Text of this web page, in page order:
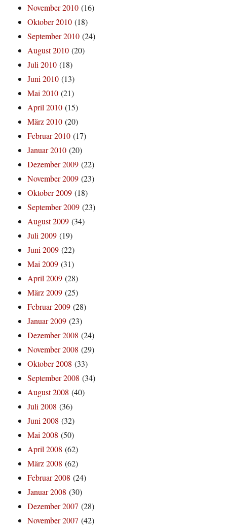
November 2010 (16)
Oktober 2010 (18)
September 2010 (24)
August 2010 (20)
Juli 2010 (18)
Juni 2010 (13)
Mai 2010 (21)
April 2010 (15)
März 2010 (20)
Februar 2010 (17)
Januar 2010 (20)
Dezember 2009 (22)
November 2009 (23)
Oktober 2009 (18)
September 2009 (23)
August 2009 (34)
Juli 2009 (19)
Juni 2009 (22)
Mai 2009 (31)
April 2009 (28)
März 2009 (25)
Februar 2009 (28)
Januar 2009 (23)
Dezember 2008 (24)
November 2008 (29)
Oktober 2008 (33)
September 2008 (34)
August 2008 (40)
Juli 2008 (36)
Juni 2008 (32)
Mai 2008 (50)
April 2008 (62)
März 2008 (62)
Februar 2008 (24)
Januar 2008 (30)
Dezember 2007 (28)
November 2007 (42)